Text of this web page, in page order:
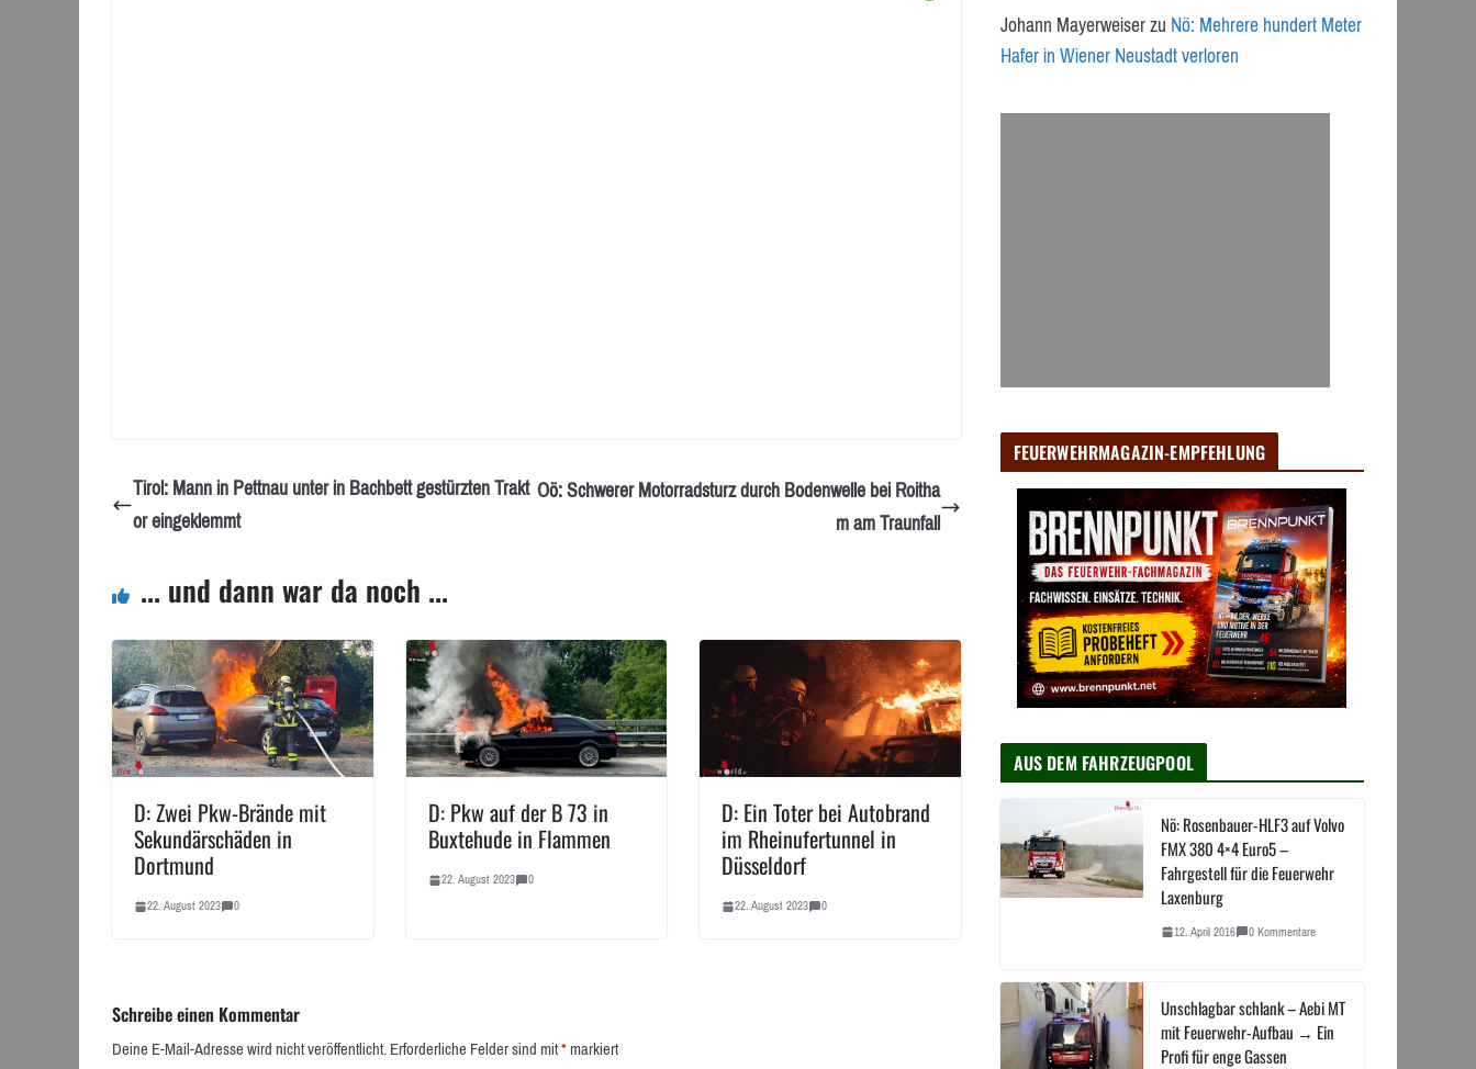
Tirol: Mann in Pettnau unter in Bachbett gestürzten Trakt
or eingeklemmt
Oö: Schwerer Motorradsturz durch Bodenwelle bei Roitha
m am Traunfall
... und dann war da noch ...
D: Zwei Pkw-Brände mit
Sekundärschäden in
Dortmund
22. August 2023 0
D: Pkw auf der B 73 in
Buxtehude in Flammen
22. August 2023 0
D: Ein Toter bei Autobrand
im Rheinufertunnel in
Düsseldorf
22. August 2023 0
Schreibe einen Kommentar
Deine E-Mail-Adresse wird nicht veröffentlicht.Erforderliche Felder sind mit*markiert
Johann MayerweiserzuNö: Mehrere hundert Meter
Hafer in Wiener Neustadt verloren
FEUERWEHRMAGAZIN-EMPFEHLUNG
AUS DEM FAHRZEUGPOOL
Nö: Rosenbauer-HLF3 auf Volvo
FMX 380 4×4 Euro5 –
Fahrgestell für die Feuerwehr
Laxenburg
12. April 2016 0 Kommentare
Unschlagbar schlank – Aebi MT
mit Feuerwehr-Aufbau → Ein
Profi für enge Gassen